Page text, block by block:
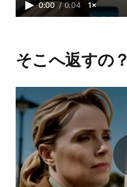
0:00 / 0:04 1×
そこへ返すの？